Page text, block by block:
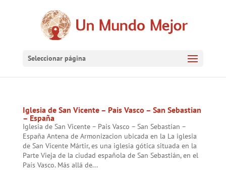
Seleccionar página
Iglesia de San Vicente – Pais Vasco – San Sebastian
– España
Iglesia de San Vicente – Pais Vasco – San Sebastian –
España Antena de Armonizacion ubicada en la La iglesia
de San Vicente Mártir, es una iglesia gótica situada en la
Parte Vieja de la ciudad española de San Sebastián, en el
País Vasco. Más allá de...